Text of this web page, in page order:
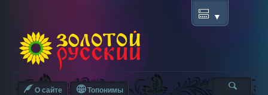
О сайте Топонимы